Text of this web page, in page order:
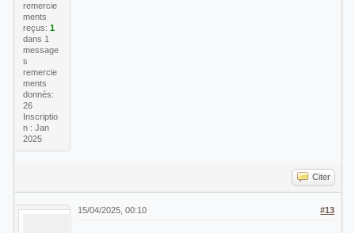
remercie
ments
reçus: 1
dans 1
message
s
remercie
ments
donnés:
26
Inscriptio
n : Jan
2025
Citer
#13
15/04/2025, 00:10